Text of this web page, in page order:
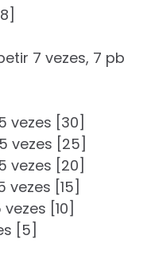
7 vezes, 7 pb
vezes [30]
vezes [25]
vezes [20]
[15]
[10]
[5]